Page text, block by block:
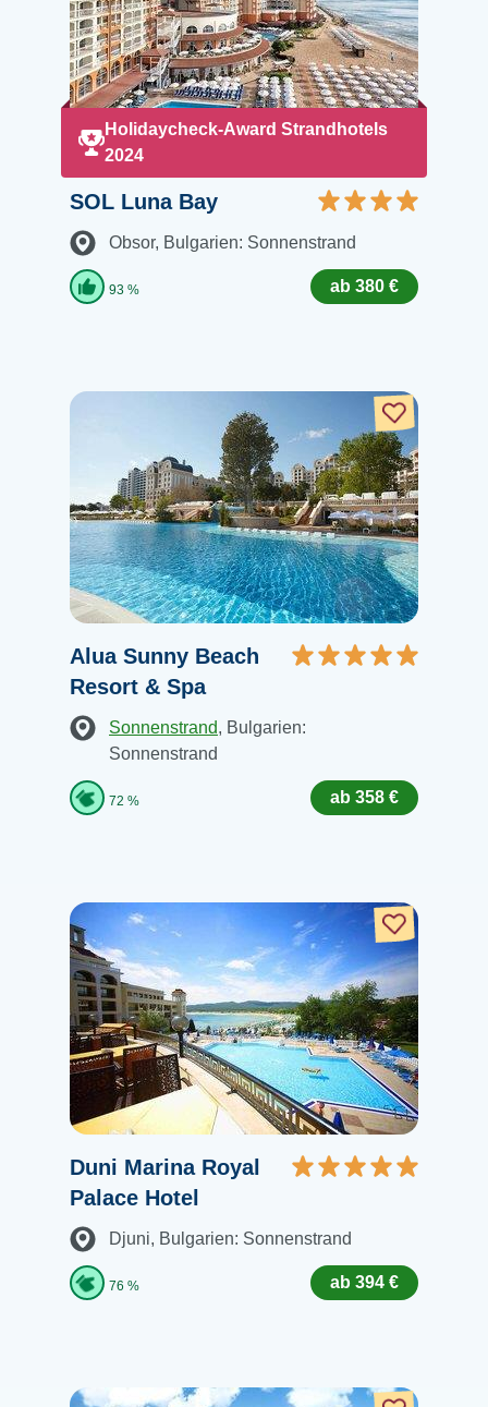
Holidaycheck-Award Strandhotels
2024
SOL Luna Bay
Obsor, Bulgarien: Sonnenstrand
93 % ab 380 €
Alua Sunny Beach
Resort & Spa
Sonnenstrand, Bulgarien:
Sonnenstrand
72 % ab 358 €
Duni Marina Royal
Palace Hotel
Djuni, Bulgarien: Sonnenstrand
76 % ab 394 €